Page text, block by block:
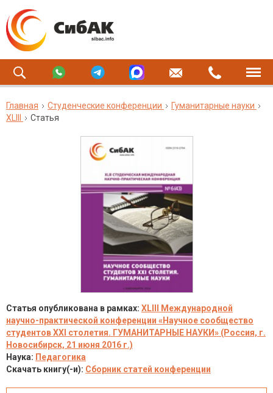
Главная Студенческие конференции
Гуманитарные науки
XLIII
Статья
Статья опубликована в рамках: XLIII Международной
научно-практической конференции «Научное сообщество
студентов XXI столетия. ГУМАНИТАРНЫЕ НАУКИ» (Россия, г.
Новосибирск, 21 июня 2016 г.)
Наука: Педагогика
Скачать книгу(-и): Сборник статей конференции